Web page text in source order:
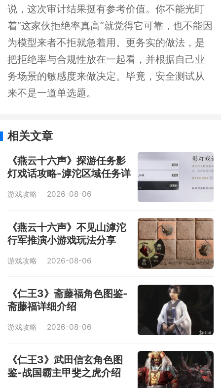
说，这次审计结果挺有参考价值。你不能光盯
着“这家伙拒绝率真高”就觉得它可靠，也不能因
为模型来者不拒就急着用。更务实的做法，是
把拒绝率与合规性放在一起看，并根据自己业
务场景的敏感度来做决定。毕竟，安全测试从
来不是一道单选题。
相关文章
《燕云十六声》探游任务影
灯戏话攻略-滹沱区域任务详
游戏攻略 2026-08-06
《燕云十六声》不见山滹沱
行军推演小游戏玩法分享
游戏攻略 2026-08-06
《仁王3》斋藤福角色图鉴-
斋藤福详细介绍
游戏攻略 2026-08-06
《仁王3》武田信玄角色图
鉴-战国霸主甲斐之虎介绍